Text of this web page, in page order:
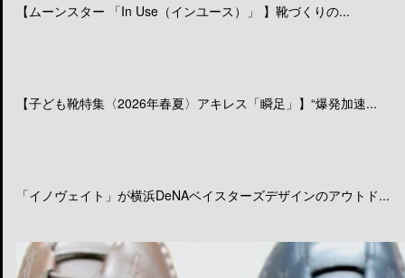
【ムーンスター 「In Use（インユース）」 】靴づくりの...
【子ども靴特集〈2026年春夏〉アキレス「瞬足」】“爆発加速...
「イノヴェイト」が横浜DeNAベイスターズデザインのアウトド...